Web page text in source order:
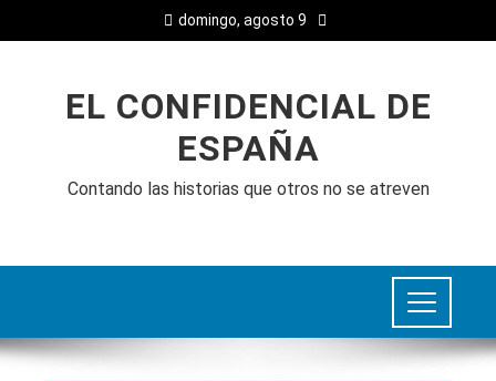
domingo, agosto 9
EL CONFIDENCIAL DE
ESPAÑA
Contando las historias que otros no se atreven